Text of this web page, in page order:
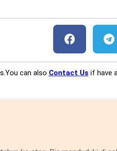
can also Contact Us if have